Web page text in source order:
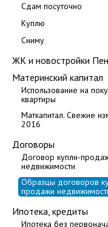
Сдам посуточно
Куплю
Сниму
ЖК и новостройки
Материнский капитал
Использование на
квартиры
Маткапитал. Свежие
2016
Договоры
Договор купли-
недвижимости
Образцы договоров
продажи
Ипотека, кредиты
Ипотека без